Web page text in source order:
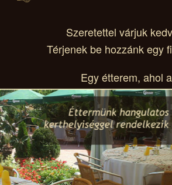
Szeretettel várjuk
Térjenek be hozzánk egy
Egy étterem, ahol